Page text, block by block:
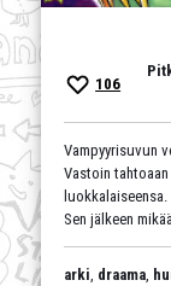
106
Vampyyrisuvun
Vastoin
luokkalaiseensa.
Sen jälkeen
arki, draama,